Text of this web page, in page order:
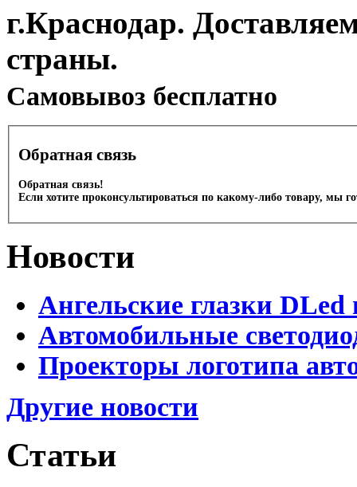
г.Краснодар.
страны.
Cамовывоз бесплатно
Обратная связь
Обратная связь!
Если хотите проконсультироваться по какому-либо товару, мы
Новости
Ангельские глазки DLed
Автомобильные
Проекторы логотипа
Другие новости
Статьи